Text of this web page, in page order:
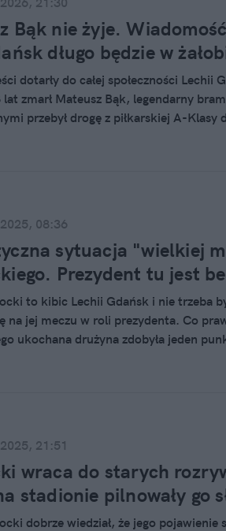
Bąk nie żyje.
długo będzie w
dotarły do całej społeczności Lechii
lat zmarł Mateusz Bąk, legendarny
przebył drogę z piłkarskiej A-Klasy
08:36
sytuacja "wielkiej
Prezydent tu jest
to kibic Lechii Gdańsk i nie trzeba
na jej meczu w roli prezydenta. Co
ukochana drużyna zdobyła jeden
21:51
wraca do starych
stadionie pilnowały go
dobrze wiedział, że jego pojawienie